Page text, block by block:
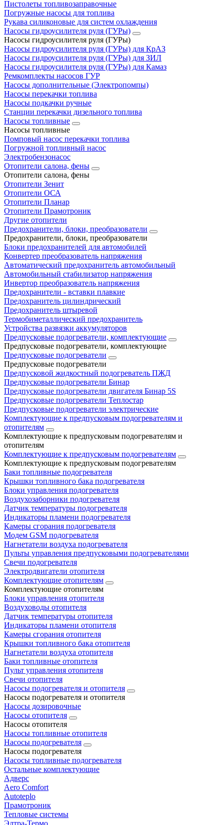
Пистолеты топливозаправочные
Погружные насосы для топлива
Рукава силиконовые для систем охлаждения
Насосы гидроусилителя руля (ГУРы)
Насосы гидроусилителя руля (ГУРы)
Насосы гидроусилителя руля (ГУРы) для КрАЗ
Насосы гидроусилителя руля (ГУРы) для ЗИЛ
Насосы гидроусилителя руля (ГУРы) для Камаз
Ремкомплекты насосов ГУР
Насосы дополнительные (Электропомпы)
Насосы перекачки топлива
Насосы подкачки ручные
Станции перекачки дизельного топлива
Насосы топливные
Насосы топливные
Помповый насос перекачки топлива
Погружной топливный насос
Электробензонасос
Отопители салона, фены
Отопители салона, фены
Отопители Зенит
Отопители ОСА
Отопители Планар
Отопители Прамотроник
Другие отопители
Предохранители, блоки, преобразователи
Предохранители, блоки, преобразователи
Блоки предохранителей для автомобилей
Конвертер преобразователь напряжения
Автоматический предохранитель автомобильный
Автомобильный стабилизатор напряжения
Инвертор преобразователь напряжения
Предохранители - вставки плавкие
Предохранитель цилиндрический
Предохранитель штыревой
Термобиметаллический предохранитель
Устройства развязки аккумуляторов
Предпусковые подогреватели, комплектующие
Предпусковые подогреватели, комплектующие
Предпусковые подогреватели
Предпусковые подогреватели
Предпусковой жидкостный подогреватель ПЖД
Предпусковые подогреватели Бинар
Предпусковые подогреватели двигателя Бинар 5S
Предпусковые подогреватели Теплостар
Предпусковые подогреватели электрические
Комплектующие к предпусковым подогревателям и
отопителям
Комплектующие к предпусковым подогревателям и
отопителям
Комплектующие к предпусковым подогревателям
Комплектующие к предпусковым подогревателям
Баки топливные подогревателя
Крышки топливного бака подогревателя
Блоки управления подогревателя
Воздухозаборники подогревателя
Датчик температуры подогревателя
Индикаторы пламени подогревателя
Камеры сгорания подогревателя
Модем GSM подогревателя
Нагнетатели воздуха подогревателя
Пульты управления предпусковыми подогревателями
Свечи подогревателя
Электродвигатели отопителя
Комплектующие отопителям
Комплектующие отопителям
Блоки управления отопителя
Воздуховоды отопителя
Датчик температуры отопителя
Индикаторы пламени отопителя
Камеры сгорания отопителя
Крышки топливного бака отопителя
Нагнетатели воздуха отопителя
Баки топливные отопителя
Пульт управления отопителя
Свечи отопителя
Насосы подогревателя и отопителя
Насосы подогревателя и отопителя
Насосы дозировочные
Насосы отопителя
Насосы отопителя
Насосы топливные отопителя
Насосы подогревателя
Насосы подогревателя
Насосы топливные подогревателя
Остальные комплектующие
Адверс
Aero Comfort
Autoteplo
Прамотроник
Тепловые системы